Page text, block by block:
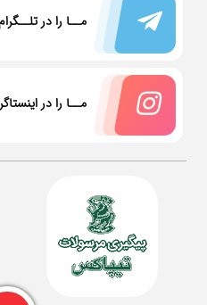
مــا را در
مــا را در